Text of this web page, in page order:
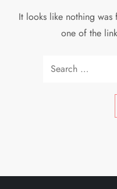
It looks like nothing
one of the